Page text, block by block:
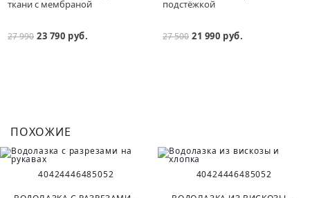
ткани с мембраной
27 990 23 790 руб.
подстёжкой
27 500 21 990 руб.
ПОХОЖИЕ
40424446485052 40424446485052